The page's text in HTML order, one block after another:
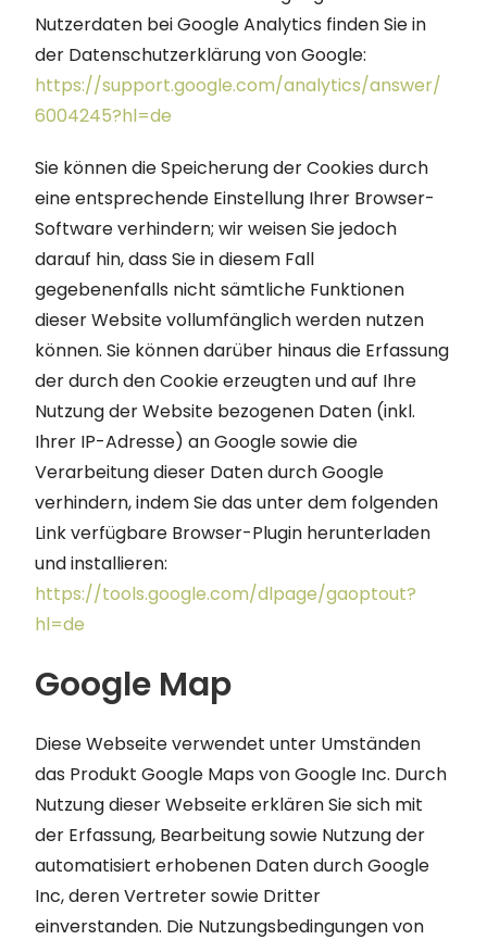
Nutzerdaten bei Google Analytics finden Sie in
der Datenschutzerklärung von Google:
https://support.google.com/analytics/answer/
6004245?hl=de
Sie können die Speicherung der Cookies durch
eine entsprechende Einstellung Ihrer Browser-
Software verhindern; wir weisen Sie jedoch
darauf hin, dass Sie in diesem Fall
gegebenenfalls nicht sämtliche Funktionen
dieser Website vollumfänglich werden nutzen
können. Sie können darüber hinaus die Erfassung
der durch den Cookie erzeugten und auf Ihre
Nutzung der Website bezogenen Daten (inkl.
Ihrer IP-Adresse) an Google sowie die
Verarbeitung dieser Daten durch Google
verhindern, indem Sie das unter dem folgenden
Link verfügbare Browser-Plugin herunterladen
und installieren:
https://tools.google.com/dlpage/gaoptout?
hl=de
Google Map
Diese Webseite verwendet unter Umständen
das Produkt Google Maps von Google Inc. Durch
Nutzung dieser Webseite erklären Sie sich mit
der Erfassung, Bearbeitung sowie Nutzung der
automatisiert erhobenen Daten durch Google
Inc, deren Vertreter sowie Dritter
einverstanden. Die Nutzungsbedingungen von